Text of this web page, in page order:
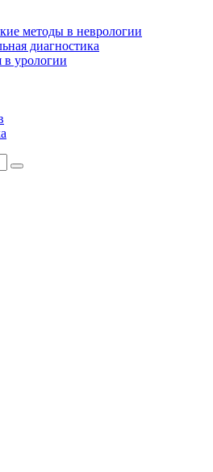
методы в неврологии
диагностика
в урологии